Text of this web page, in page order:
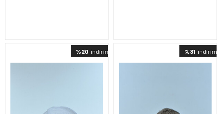
%20 indirimli %31 indirimli